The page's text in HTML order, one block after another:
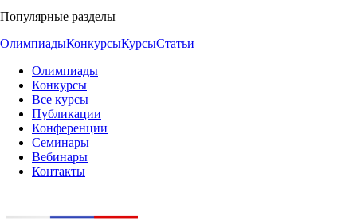
Популярные разделы
ОлимпиадыКонкурсыКурсыСтатьи
Олимпиады
Конкурсы
Все курсы
Публикации
Конференции
Семинары
Вебинары
Контакты